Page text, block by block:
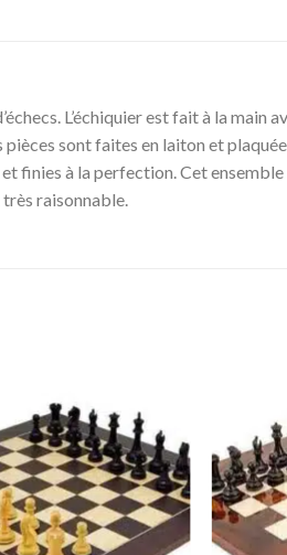
L’échiquier est fait à la main
sont faites en laiton et
finies à la perfection. Cet
raisonnable.